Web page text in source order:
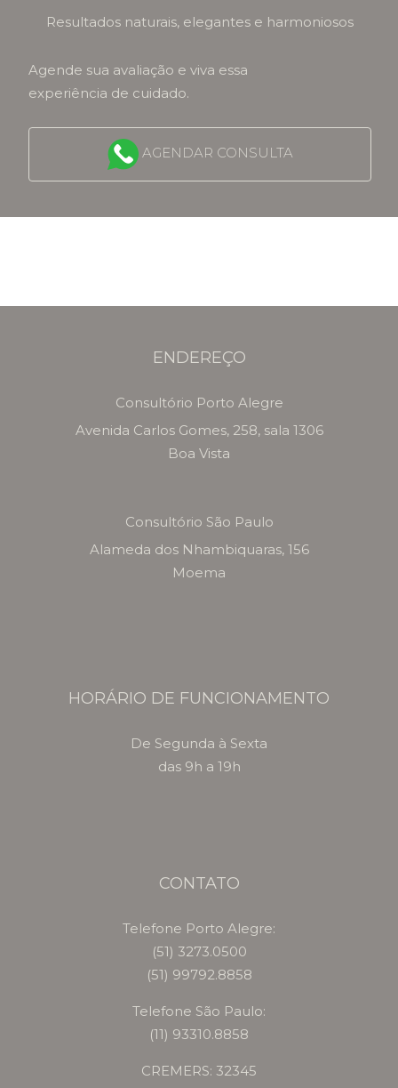
Resultados naturais, elegantes e harmoniosos
Agende sua avaliação e viva essa
experiência de cuidado.
AGENDAR CONSULTA
ENDEREÇO
Consultório Porto Alegre
Avenida Carlos Gomes, 258, sala 1306
Boa Vista
Consultório São Paulo
Alameda dos Nhambiquaras, 156
Moema
HORÁRIO DE FUNCIONAMENTO
De Segunda à Sexta
das 9h a 19h
CONTATO
Telefone Porto Alegre:
(51) 3273.0500
(51) 99792.8858
Telefone São Paulo:
(11) 93310.8858
CREMERS: 32345